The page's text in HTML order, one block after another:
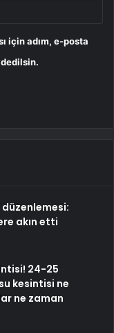
için adım, e-posta
düzenlemesi:
akın etti
24-25
kesintisi ne
ne zaman